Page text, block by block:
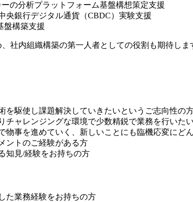
の分析プラットフォーム基盤構想策定支援
央銀行デジタル通貨（CBDC）実験支援
盤構築支援
社内組織構築の第一人者としての役割も期待しま
を駆使し課題解決していきたいというご志向性の
チャレンジングな環境で少数精鋭で業務を行いた
物事を進めていく、新しいことにも臨機応変にど
ントのご経験がある方
知見/経験をお持ちの方
た業務経験をお持ちの方